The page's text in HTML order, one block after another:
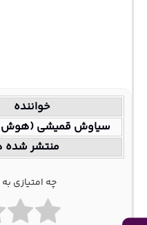
خواننده
سیاوش قمیشی (هوش
منتشر شده
چه امتیازی